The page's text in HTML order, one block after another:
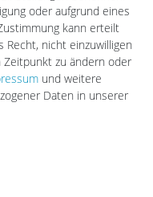
oder aufgrund eines
kann erteilt
nicht einzuwilligen
Zeitpunkt zu ändern oder
und weitere
Daten in unserer